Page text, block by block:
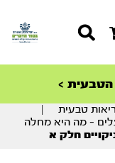
המלך
וכלים – אור
>המלך
טבעית
– מה היא מחלה